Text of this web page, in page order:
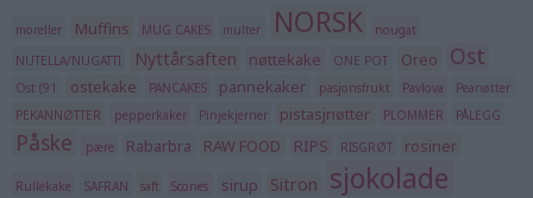
moreller Muffins MUG CAKES multer NORSK
nougat
NUTELLA/NUGATTI
Nyttårsaften nøttekake ONE POT Oreo Ost
Ost (91 ostekake PANCAKES pannekaker pasjonsfrukt Pavlova
Peanøtter
PEKANNØTTER
pepperkaker Pinjekjerner pistasjnøtter PLOMMER PÅLEGG
Påske pære Rabarbra RAW FOOD RIPS RISGRØT rosiner
Rullekake SAFRAN saft Scones sirup Sitron sjokolade